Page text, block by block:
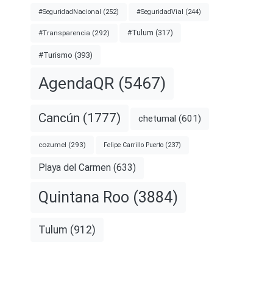
#SeguridadNacional (252) #SeguridadVial (244)
#Transparencia (292) #Tulum (317)
#Turismo (393)
AgendaQR (5467)
Cancún (1777) chetumal (601)
cozumel (293) Felipe Carrillo Puerto (237)
Playa del Carmen (633)
Quintana Roo (3884)
Tulum (912)